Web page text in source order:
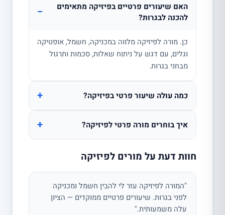
האם שיעורים פרטיים בפיזיקה מתאימים
להכנה לבגרות?
−
כן. מורה לפיזיקה מלווה במכניקה, חשמל, אופטיקה
וגלים, עם דגש על ניתוח שאלות, סכמות ותרגול
מבחני בגרות.
כמה עולה שיעור פרטי בפיזיקה? +
איך בוחרים מורה פרטי לפיזיקה? +
חוות דעת על מורים לפיזיקה
"המורה לפיזיקה עזר לי להבין חשמל ומכניקה
לפני בגרות. שיעורים פרטיים ממוקדים — הציון
עלה משמעותית."